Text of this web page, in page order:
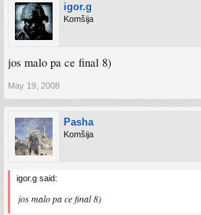
igor.g
Komšija
jos malo pa ce final 8)
May 19, 2008
Pasha
Komšija
igor.g said:
jos malo pa ce final 8)